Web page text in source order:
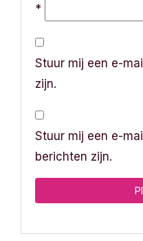
*
Stuur mij een e-
zijn.
Stuur mij een e-
berichten zijn.